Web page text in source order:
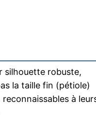
silhouette robuste,
la taille fin (pétiole)
à